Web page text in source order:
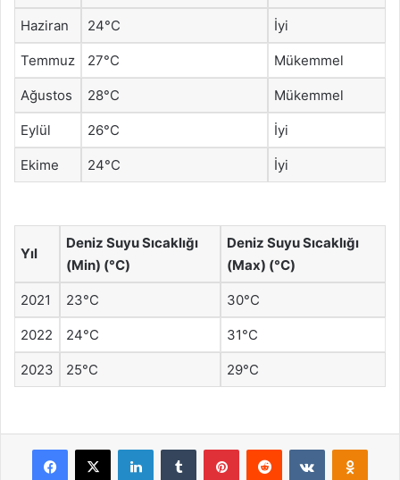
Haziran 24°C İyi
Temmuz 27°C Mükemmel
Ağustos 28°C Mükemmel
Eylül 26°C İyi
Ekime 24°C İyi
Yıl
Deniz Suyu Sıcaklığı
(Min) (°C)
Deniz Suyu Sıcaklığı
(Max) (°C)
2021 23°C 30°C
2022 24°C 31°C
2023 25°C 29°C
Facebook
X LinkedInTumblr PinterestReddit VKontakte